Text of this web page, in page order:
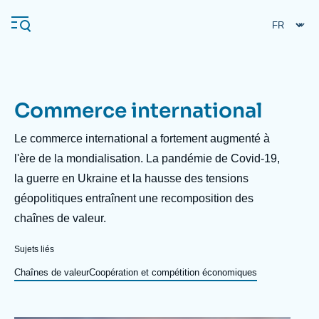
au
contenu
Navigation
principale
L'Ifri
Analyses
Événements
À propos de l'Ifri
L'Ifri en bref
Commerce international
Description
Le commerce international a fortement augmenté à
l'ère de la mondialisation. La pandémie de Covid-19,
la guerre en Ukraine et la hausse des tensions
géopolitiques entraînent une recomposition des
chaînes de valeur.
Sujets liés
Chaînes de valeurCoopération et compétition économiques